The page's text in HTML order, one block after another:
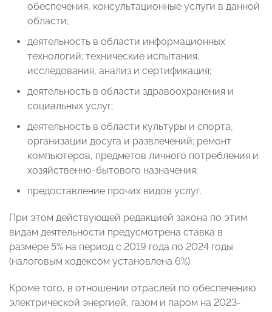
обеспечения, консультационные услуги в данной
области;
деятельность в области информационных
технологий; технические испытания,
исследования, анализ и сертификация;
деятельность в области здравоохранения и
социальных услуг;
деятельность в области культуры и спорта,
организации досуга и развлечений; ремонт
компьютеров, предметов личного потребления и
хозяйственно-бытового назначения;
предоставление прочих видов услуг.
При этом действующей редакцией закона по этим
видам деятельности предусмотрена ставка в
размере 5% на период с 2019 года по 2024 годы
(налоговым кодексом установлена 6%).
Кроме того, в отношении отраслей по обеспечению
электрической энергией, газом и паром на 2023-